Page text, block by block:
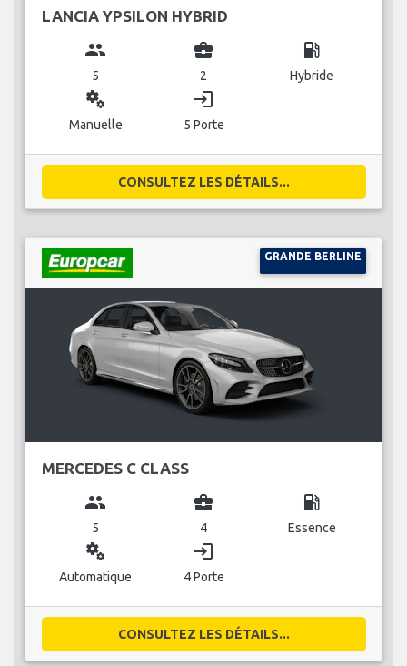
LANCIA YPSILON HYBRID
group
5
business_center
2
local_gas_station
Hybride
miscellaneous_services
Manuelle
login
5 Porte
CONSULTEZ LES DÉTAILS...
GRANDE BERLINE
MERCEDES C CLASS
group
5
business_center
4
local_gas_station
Essence
miscellaneous_services
Automatique
login
4 Porte
CONSULTEZ LES DÉTAILS...